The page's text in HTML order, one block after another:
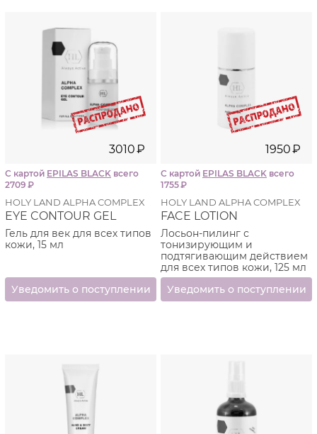
Тартаровая (винная)
винограда обладает отшелушивающим и
отбеливающим действием.
Препараты не содержат жиров и других
компонентов, снижающих активность альфа-
3010₽
С картой EPILAS BLACK всего
2709 ₽
HOLY LAND ALPHA COMPLEX
EYE CONTOUR GEL
Гель для век для всех типов
кожи, 15 мл
1950₽
С картой EPILAS BLACK всего
1755₽
HOLY LAND ALPHA COMPLEX
FACE LOTION
Лосьон-пилинг с
тонизирующим и
подтягивающим действием
для всех типов кожи, 125 мл